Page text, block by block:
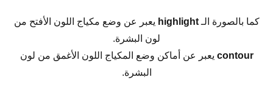
كما بالصورة الـhighlight يعبر عن وضع مكياج اللون الأفتح من
لون البشرة.
contour يعبر عن أماكن وضع المكياج اللون الأغمق من لون
البشرة.